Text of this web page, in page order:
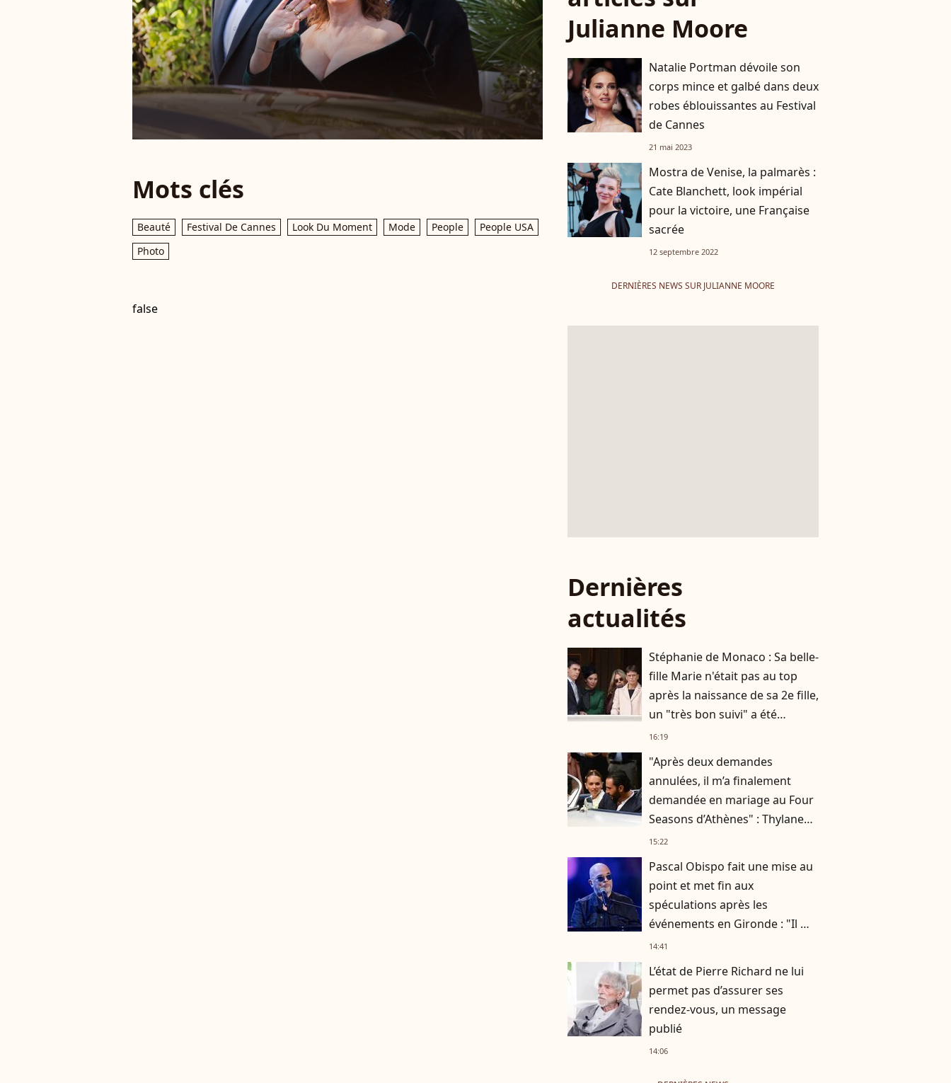
Mots clés
Beauté Festival De Cannes Look Du Moment Mode People
People USA
Photo
false
Julianne Moore
Natalie Portman dévoile son
corps mince et galbé dans deux
robes éblouissantes au Festival
de Cannes
21 mai 2023
Mostra de Venise, la palmarès :
Cate Blanchett, look impérial
pour la victoire, une Française
sacrée
12 septembre 2022
DERNIÈRES NEWS SUR JULIANNE MOORE
Dernières
actualités
Stéphanie de Monaco : Sa belle-
fille Marie n'était pas au top
après la naissance de sa 2e fille,
un "très bon suivi" a été
nécessaire
16:19
"Après deux demandes
annulées, il m’a finalement
demandée en mariage au Four
Seasons d’Athènes" : Thylane
Blondeau raconte ses
15:22
Pascal Obispo fait une mise au
point et met fin aux
spéculations après les
événements en Gironde : "Il me
semble important de
14:41
L’état de Pierre Richard ne lui
permet pas d’assurer ses
rendez-vous, un message
publié
14:06